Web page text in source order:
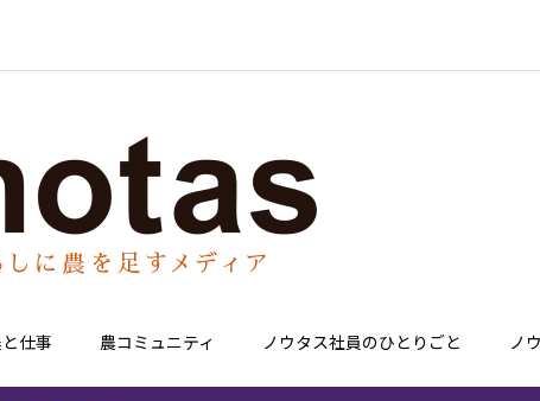
仕事 農コミュニティ ノウタス社員のひとりごと ノ